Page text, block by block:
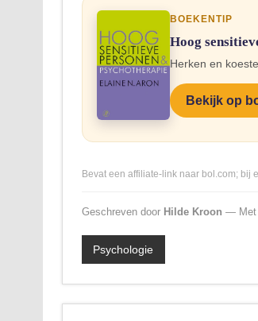
BOEKENTIP
Hoog
Herken en
Bekijk op
Bevat een affiliate-link naar bol.com; bij
Geschreven door Hilde Kroon — Met
Psychologie